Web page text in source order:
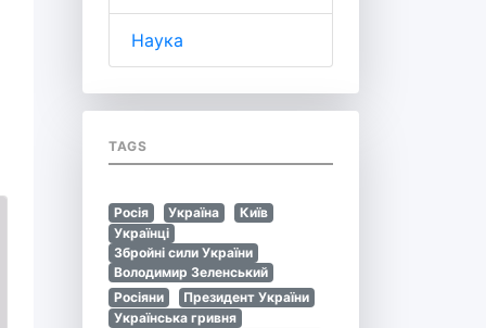
Наука
TAGS
Росія Україна
Київ
Українці
Збройні сили України
Володимир Зеленський
Росіяни
Президент України
Українська гривня